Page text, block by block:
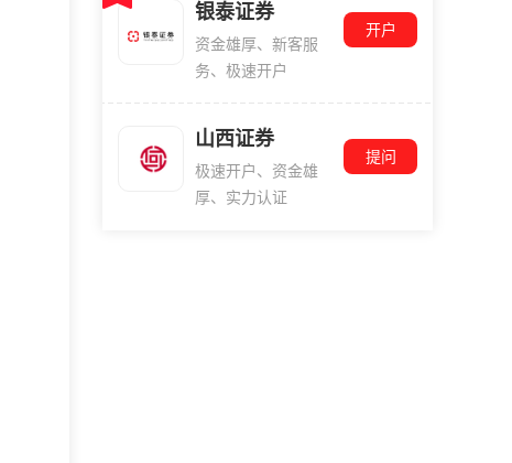
银泰证券
资金雄厚、新客服
务、极速开户
开户
山西证券
极速开户、资金雄
厚、实力认证
提问